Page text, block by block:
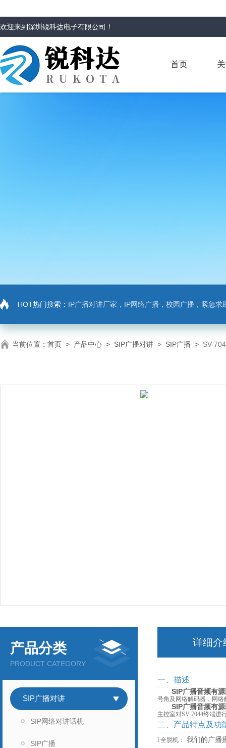
欢迎来到深圳锐科达电子有限公司 ！
首页
HOT热门搜索： IP广播对讲厂家，IP网络广播，校园广播，紧急求助，IP广播对讲系
当前位置： 首页 > 产品中心 > SIP广播对讲 > SIP广播 > SV-
产品分类
PRODUCT CATEGORY
SIP广播对讲
SIP网络对讲话机
SIP广播
详细介
一、描述
SIP广播音频有
号角及网络解码器，网
SIP广播音频有
主控室对SV-7044终端进
二、产品特点及功
l 全脱机： 我们的广播